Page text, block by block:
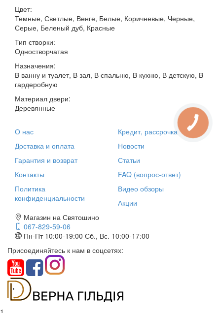
Цвет:
Темные, Светлые, Венге, Белые, Коричневые, Черные,
Серые, Беленый дуб, Красные
Тип створки:
Одностворчатая
Назначения:
В ванну и туалет, В зал, В спальню, В кухню, В детскую, В
гардеробную
Материал двери:
Деревянные
О нас
Доставка и оплата
Гарантия и возврат
Контакты
Политика
конфиденциальности
Кредит, рассрочка
Новости
Статьи
FAQ (вопрос-ответ)
Видео обзоры
Акции
Магазин на Святошино
067-829-59-06
Пн-Пт 10:00-19:00 Сб., Вс. 10:00-17:00
Присоединяйтесь к нам в соцсетях: